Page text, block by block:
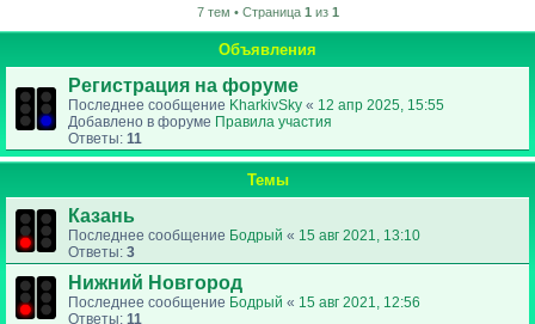
7 тем • Страница 1из 1
Объявления
Регистрация на форуме
Последнее сообщение KharkivSky « 12 апр 2025, 15:55
Добавлено в форуме Правила участия
Ответы: 11
Темы
Казань
Последнее сообщение Бодрый « 15 авг 2021, 13:10
Ответы: 3
Нижний Новгород
Последнее сообщение Бодрый « 15 авг 2021, 12:56
Ответы: 11